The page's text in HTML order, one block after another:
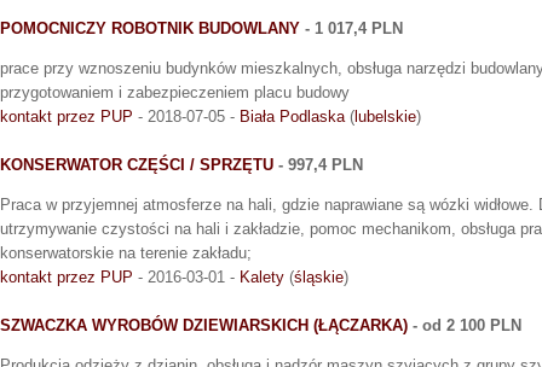
POMOCNICZY ROBOTNIK BUDOWLANY - 1 017,4 PLN
prace przy wznoszeniu budynków mieszkalnych, obsługa narzędzi
przygotowaniem i zabezpieczeniem placu budowy
kontakt przez PUP - 2018-07-05 - Biała Podlaska( lubelskie)
KONSERWATOR CZĘŚCI / SPRZĘTU - 997,4 PLN
Praca w przyjemnej atmosferze na hali, gdzie naprawiane są wózki
utrzymywanie czystości na hali i zakładzie, pomoc mechanikom, obsługa
konserwatorskie na terenie zakładu;
kontakt przez PUP - 2016-03-01 - Kalety (śląskie)
SZWACZKA WYROBÓW DZIEWIARSKICH (ŁĄCZARKA) - od 2 100 PLN